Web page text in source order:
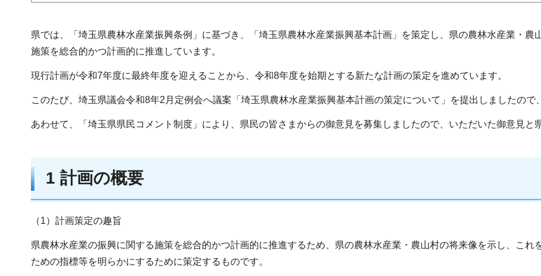
県では、「埼玉県農林水産業振興条例」に基づき、「埼玉県農林水産業振興基本計画」を策定し、県の農林水産業・
施策を総合的かつ計画的に推進しています。
現行計画が令和7年度に最終年度を迎えることから、令和8年度を始期とする新たな計画の策定を進めています。
このたび、埼玉県議会令和8年2月定例会へ議案「埼玉県農林水産業振興基本計画の策定について」を提出しましたので
あわせて、「埼玉県県民コメント制度」により、県民の皆さまからの御意見を募集しましたので、いただいた御意見と
1 計画の概要
（1）計画策定の趣旨
県農林水産業の振興に関する施策を総合的かつ計画的に推進するため、県の農林水産業・農山村の将来像を示し、これ
ための指標等を明らかにするために策定するものです。